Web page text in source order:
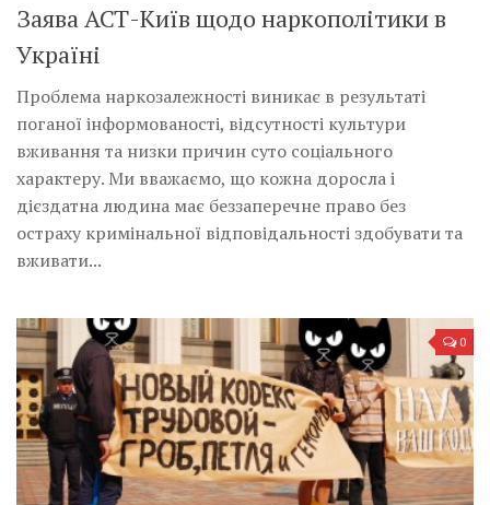
Головне
Inter/antinational
Заява АСТ-Київ щодо наркополітики в
Україні
Проблема наркозалежності виникає в результаті
поганої інформованості, відсутності культури
вживання та низки причин суто соціального
характеру. Ми вважаємо, що кожна доросла і
дієздатна людина має беззаперечне право без
остраху кримінальної відповідальності здобувати та
вживати...
0